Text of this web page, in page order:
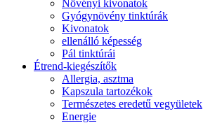
Növényi kivonatok
Gyógynövény tinktúrák
Kivonatok
ellenálló képesség
Pál tinktúrái
Étrend-kiegészítők
Allergia, asztma
Kapszula tartozékok
Természetes eredetű vegyületek
Energie